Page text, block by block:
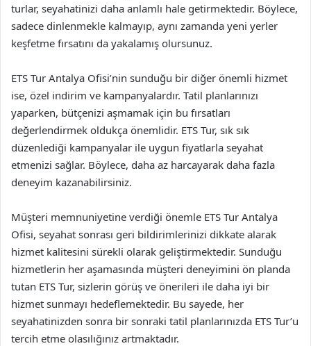
turlar, seyahatinizi daha anlamlı hale getirmektedir. Böylece,
sadece dinlenmekle kalmayıp, aynı zamanda yeni yerler
keşfetme fırsatını da yakalamış olursunuz.
ETS Tur Antalya Ofisi’nin sunduğu bir diğer önemli hizmet
ise, özel indirim ve kampanyalardır. Tatil planlarınızı
yaparken, bütçenizi aşmamak için bu fırsatları
değerlendirmek oldukça önemlidir. ETS Tur, sık sık
düzenlediği kampanyalar ile uygun fiyatlarla seyahat
etmenizi sağlar. Böylece, daha az harcayarak daha fazla
deneyim kazanabilirsiniz.
Müşteri memnuniyetine verdiği önemle ETS Tur Antalya
Ofisi, seyahat sonrası geri bildirimlerinizi dikkate alarak
hizmet kalitesini sürekli olarak geliştirmektedir. Sunduğu
hizmetlerin her aşamasında müşteri deneyimini ön planda
tutan ETS Tur, sizlerin görüş ve önerileri ile daha iyi bir
hizmet sunmayı hedeflemektedir. Bu sayede, her
seyahatinizden sonra bir sonraki tatil planlarınızda ETS Tur’u
tercih etme olasılığınız artmaktadır.